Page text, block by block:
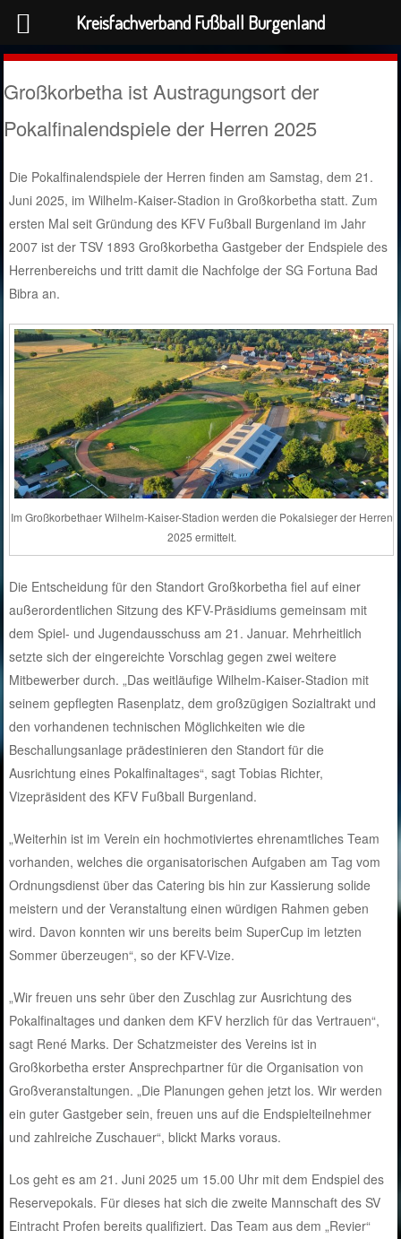
Großkorbetha ist Austragungsort der
Pokalfinalendspiele der Herren 2025
Die Pokalfinalendspiele der Herren finden am Samstag, dem 21.
Juni 2025, im Wilhelm-Kaiser-Stadion in Großkorbetha statt. Zum
ersten Mal seit Gründung des KFV Fußball Burgenland im Jahr
2007 ist der TSV 1893 Großkorbetha Gastgeber der Endspiele des
Herrenbereichs und tritt damit die Nachfolge der SG Fortuna Bad
Bibra an.
Im Großkorbethaer Wilhelm-Kaiser-Stadion werden die Pokalsieger der Herren
2025 ermittelt.
Die Entscheidung für den Standort Großkorbetha fiel auf einer
außerordentlichen Sitzung des KFV-Präsidiums gemeinsam mit
dem Spiel- und Jugendausschuss am 21. Januar. Mehrheitlich
setzte sich der eingereichte Vorschlag gegen zwei weitere
Mitbewerber durch. „Das weitläufige Wilhelm-Kaiser-Stadion mit
seinem gepflegten Rasenplatz, dem großzügigen Sozialtrakt und
den vorhandenen technischen Möglichkeiten wie die
Beschallungsanlage prädestinieren den Standort für die
Ausrichtung eines Pokalfinaltages“, sagt Tobias Richter,
Vizepräsident des KFV Fußball Burgenland.
„Weiterhin ist im Verein ein hochmotiviertes ehrenamtliches Team
vorhanden, welches die organisatorischen Aufgaben am Tag vom
Ordnungsdienst über das Catering bis hin zur Kassierung solide
meistern und der Veranstaltung einen würdigen Rahmen geben
wird. Davon konnten wir uns bereits beim SuperCup im letzten
Sommer überzeugen“, so der KFV-Vize.
„Wir freuen uns sehr über den Zuschlag zur Ausrichtung des
Pokalfinaltages und danken dem KFV herzlich für das Vertrauen“,
sagt René Marks. Der Schatzmeister des Vereins ist in
Großkorbetha erster Ansprechpartner für die Organisation von
Großveranstaltungen. „Die Planungen gehen jetzt los. Wir werden
ein guter Gastgeber sein, freuen uns auf die Endspielteilnehmer
und zahlreiche Zuschauer“, blickt Marks voraus.
Los geht es am 21. Juni 2025 um 15.00 Uhr mit dem Endspiel des
Reservepokals. Für dieses hat sich die zweite Mannschaft des SV
Eintracht Profen bereits qualifiziert. Das Team aus dem „Revier“
Kreisfachverband Fußball Burgenland